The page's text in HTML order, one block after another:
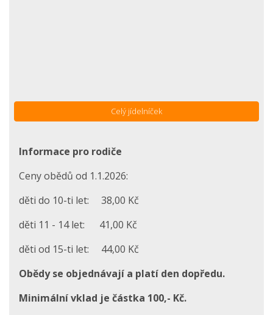
Celý jídelníček
Informace pro rodiče
Ceny obědů od 1.1.2026:
děti do 10-ti let: 38,00 Kč
děti 11 - 14 let: 41,00 Kč
děti od 15-ti let: 44,00 Kč
Obědy se objednávají a platí den dopředu.
Minimální vklad je částka 100,- Kč.